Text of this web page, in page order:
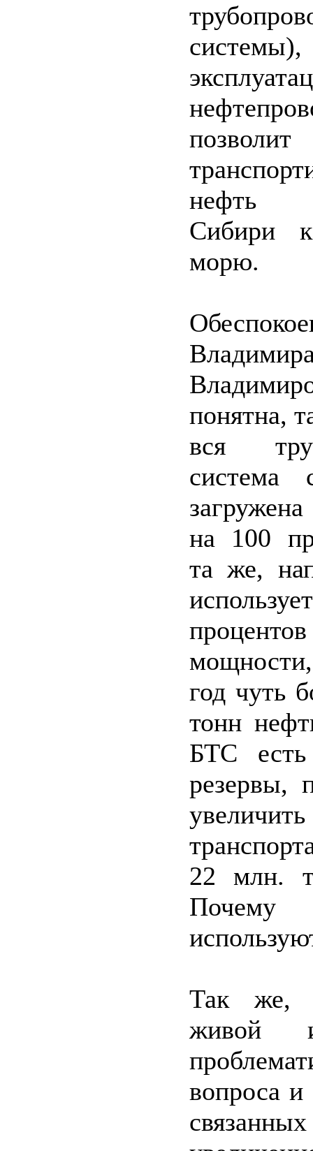
позволит
нефть
Сибири
морю.
понятна,
вся
система
на 100
та же,
год чуть
тонн
БТС
резервы,
22 млн.
Так же,
живой
вопроса и